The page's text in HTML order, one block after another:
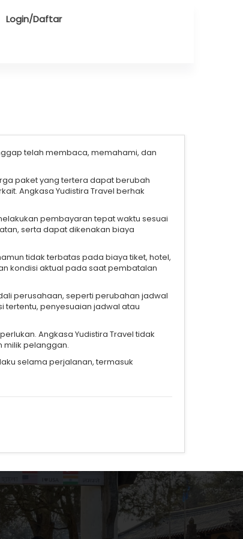
Login/Daftar
telah membaca, memahami, dan
paket yang tertera dapat berubah
Angkasa Yudistira Travel berhak
pembayaran tepat waktu sesuai
serta dapat dikenakan biaya
tidak terbatas pada biaya tiket, hotel,
kondisi aktual pada saat pembatalan
perusahaan, seperti perubahan jadwal
tertentu, penyesuaian jadwal atau
Angkasa Yudistira Travel tidak
pelanggan.
selama perjalanan, termasuk